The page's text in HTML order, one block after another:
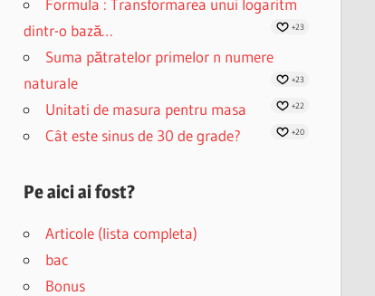
Formula : Transformarea unui logaritm
dintr-o bază…
+23
Suma pătratelor primelor n numere
naturale
+23
Unitati de masura pentru masa +22
Cât este sinus de 30 de grade? +20
Pe aici ai fost?
Articole (lista completa)
bac
Bonus